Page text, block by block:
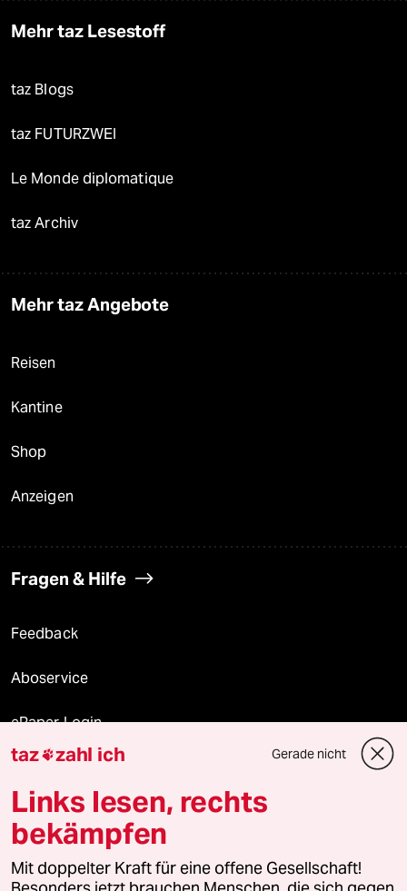
Mehr taz Lesestoff
taz Blogs
taz FUTURZWEI
Le Monde diplomatique
taz Archiv
Mehr taz Angebote
Reisen
Kantine
Shop
Anzeigen
Fragen & Hilfe
Feedback
Aboservice
ePaper Login
Downloads für Abonnierende
© 2026 taz Verlags und Vertriebs GmbH
Alle Rechte vorbehalten. Bei rechtlichen Fragen oder für Genehmigungen
wenden Sie sich bitte an
lizenzen@taz.de
taz zahl ich Gerade nicht
Links lesen, rechts
bekämpfen
Mit doppelter Kraft für eine offene Gesellschaft!